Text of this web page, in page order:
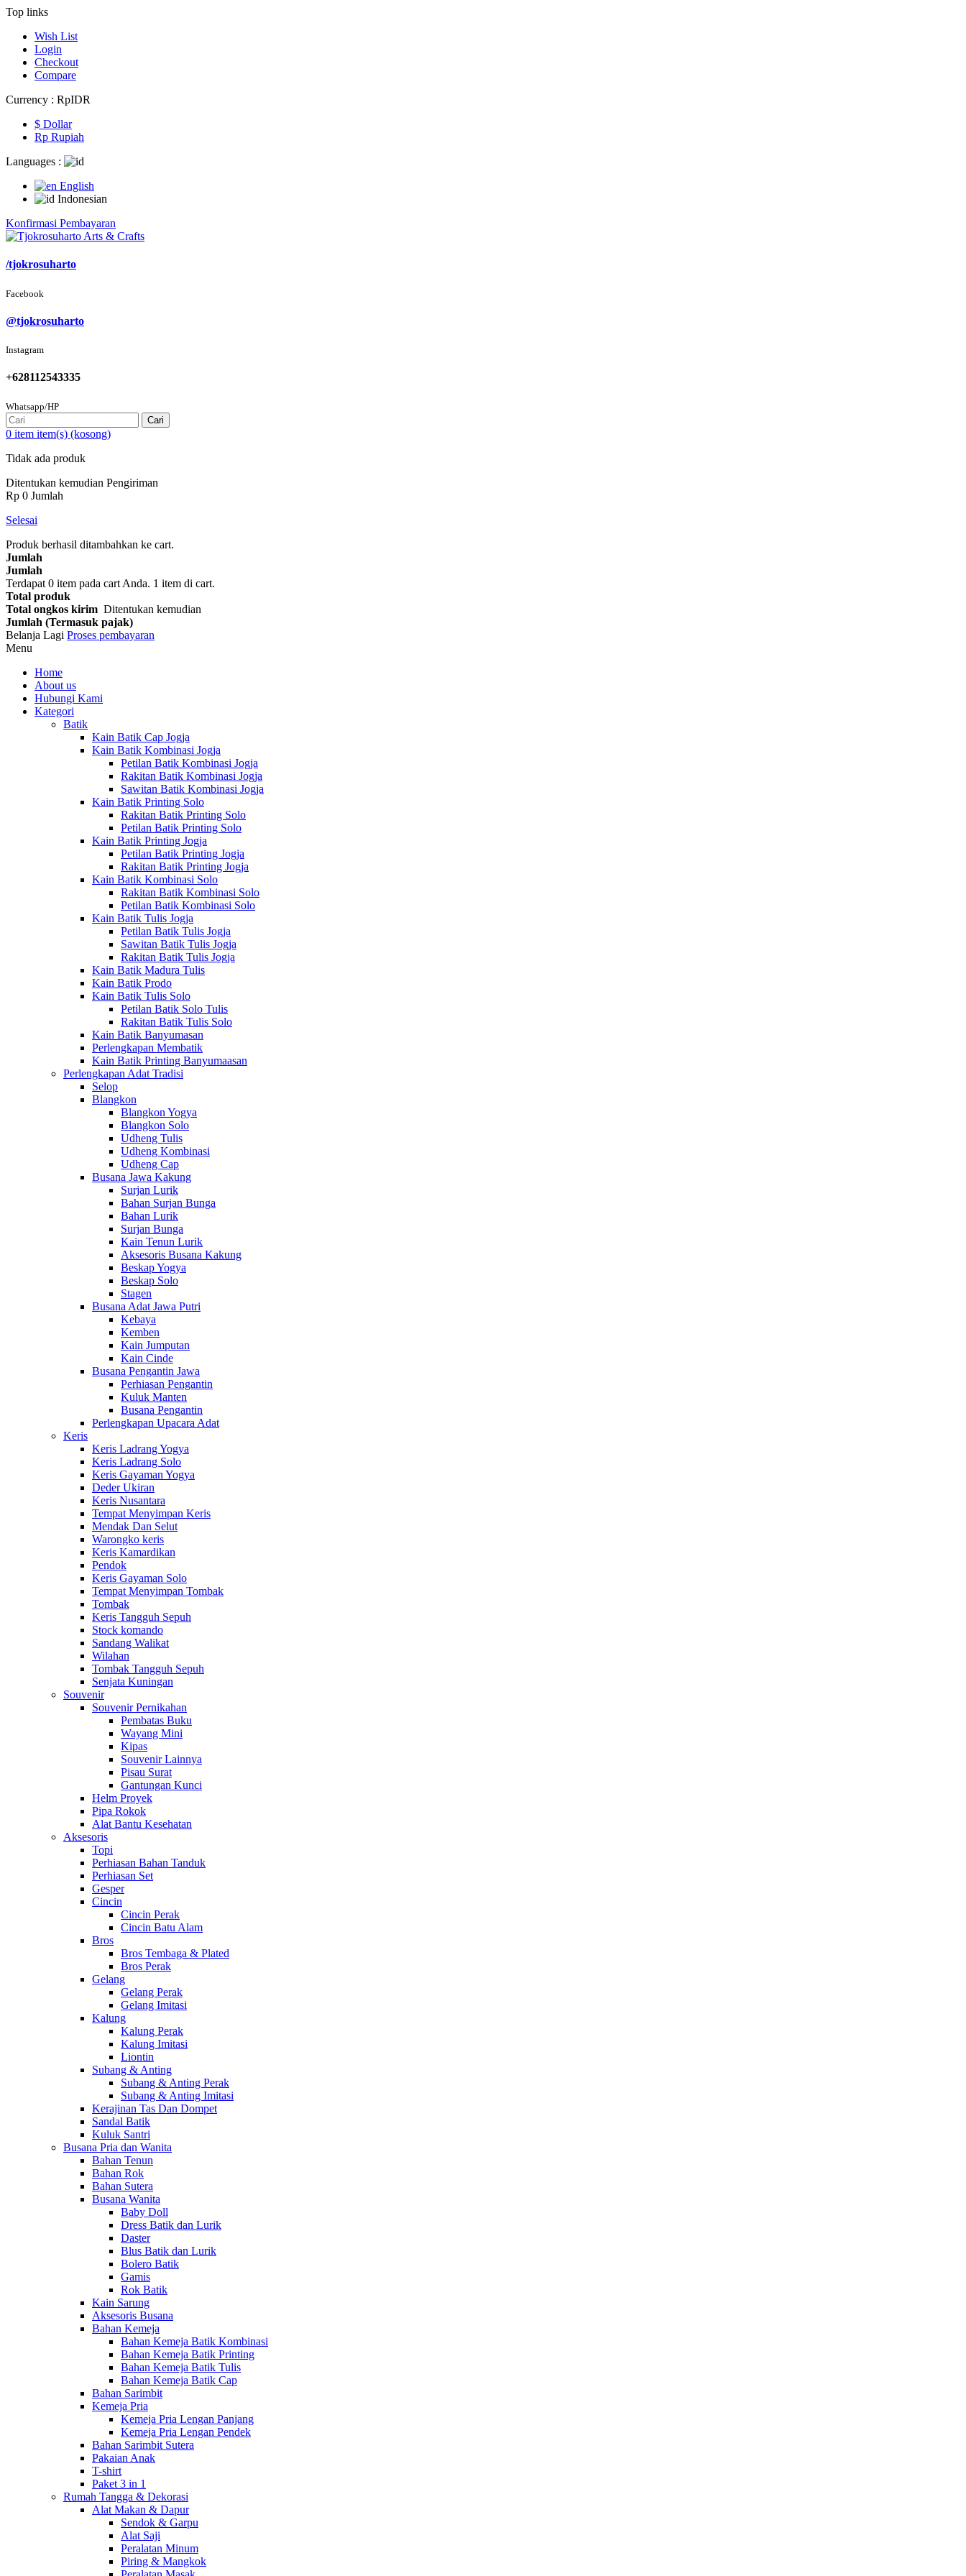
Top links
Wish List
Login
Checkout
Compare
Currency : Rp‎IDR
$ Dollar
Rp‎ Rupiah
Languages :
English
Indonesian
Konfirmasi Pembayaran
/tjokrosuharto
Facebook
@tjokrosuharto
Instagram
+628112543335
Whatsapp/HP
Cari
0 item item(s) (kosong)
Tidak ada produk
Ditentukan kemudian Pengiriman
Rp‎ 0 Jumlah
Selesai
Produk berhasil ditambahkan ke cart.
Jumlah
Jumlah
Terdapat 0 item pada cart Anda. 1 item di cart.
Total produk
Total ongkos kirim Ditentukan kemudian
Jumlah (Termasuk pajak)
Belanja Lagi Proses pembayaran
Menu
Home
About us
Hubungi Kami
Kategori
Batik
Kain Batik Cap Jogja
Kain Batik Kombinasi Jogja
Petilan Batik Kombinasi Jogja
Rakitan Batik Kombinasi Jogja
Sawitan Batik Kombinasi Jogja
Kain Batik Printing Solo
Rakitan Batik Printing Solo
Petilan Batik Printing Solo
Kain Batik Printing Jogja
Petilan Batik Printing Jogja
Rakitan Batik Printing Jogja
Kain Batik Kombinasi Solo
Rakitan Batik Kombinasi Solo
Petilan Batik Kombinasi Solo
Kain Batik Tulis Jogja
Petilan Batik Tulis Jogja
Sawitan Batik Tulis Jogja
Rakitan Batik Tulis Jogja
Kain Batik Madura Tulis
Kain Batik Prodo
Kain Batik Tulis Solo
Petilan Batik Solo Tulis
Rakitan Batik Tulis Solo
Kain Batik Banyumasan
Perlengkapan Membatik
Kain Batik Printing Banyumaasan
Perlengkapan Adat Tradisi
Selop
Blangkon
Blangkon Yogya
Blangkon Solo
Udheng Tulis
Udheng Kombinasi
Udheng Cap
Busana Jawa Kakung
Surjan Lurik
Bahan Surjan Bunga
Bahan Lurik
Surjan Bunga
Kain Tenun Lurik
Aksesoris Busana Kakung
Beskap Yogya
Beskap Solo
Stagen
Busana Adat Jawa Putri
Kebaya
Kemben
Kain Jumputan
Kain Cinde
Busana Pengantin Jawa
Perhiasan Pengantin
Kuluk Manten
Busana Pengantin
Perlengkapan Upacara Adat
Keris
Keris Ladrang Yogya
Keris Ladrang Solo
Keris Gayaman Yogya
Deder Ukiran
Keris Nusantara
Tempat Menyimpan Keris
Mendak Dan Selut
Warongko keris
Keris Kamardikan
Pendok
Keris Gayaman Solo
Tempat Menyimpan Tombak
Tombak
Keris Tangguh Sepuh
Stock komando
Sandang Walikat
Wilahan
Tombak Tangguh Sepuh
Senjata Kuningan
Souvenir
Souvenir Pernikahan
Pembatas Buku
Wayang Mini
Kipas
Souvenir Lainnya
Pisau Surat
Gantungan Kunci
Helm Proyek
Pipa Rokok
Alat Bantu Kesehatan
Aksesoris
Topi
Perhiasan Bahan Tanduk
Perhiasan Set
Gesper
Cincin
Cincin Perak
Cincin Batu Alam
Bros
Bros Tembaga & Plated
Bros Perak
Gelang
Gelang Perak
Gelang Imitasi
Kalung
Kalung Perak
Kalung Imitasi
Liontin
Subang & Anting
Subang & Anting Perak
Subang & Anting Imitasi
Kerajinan Tas Dan Dompet
Sandal Batik
Kuluk Santri
Busana Pria dan Wanita
Bahan Tenun
Bahan Rok
Bahan Sutera
Busana Wanita
Baby Doll
Dress Batik dan Lurik
Daster
Blus Batik dan Lurik
Bolero Batik
Gamis
Rok Batik
Kain Sarung
Aksesoris Busana
Bahan Kemeja
Bahan Kemeja Batik Kombinasi
Bahan Kemeja Batik Printing
Bahan Kemeja Batik Tulis
Bahan Kemeja Batik Cap
Bahan Sarimbit
Kemeja Pria
Kemeja Pria Lengan Panjang
Kemeja Pria Lengan Pendek
Bahan Sarimbit Sutera
Pakaian Anak
T-shirt
Paket 3 in 1
Rumah Tangga & Dekorasi
Alat Makan & Dapur
Sendok & Garpu
Alat Saji
Peralatan Minum
Piring & Mangkok